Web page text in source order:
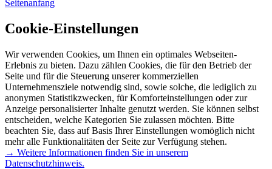
Seitenanfang
Cookie-Einstellungen
Wir verwenden Cookies, um Ihnen ein optimales Webseiten-
Erlebnis zu bieten. Dazu zählen Cookies, die für den Betrieb der
Seite und für die Steuerung unserer kommerziellen
Unternehmensziele notwendig sind, sowie solche, die lediglich zu
anonymen Statistikzwecken, für Komforteinstellungen oder zur
Anzeige personalisierter Inhalte genutzt werden. Sie können selbst
entscheiden, welche Kategorien Sie zulassen möchten. Bitte
beachten Sie, dass auf Basis Ihrer Einstellungen womöglich nicht
mehr alle Funktionalitäten der Seite zur Verfügung stehen.
→ Weitere Informationen finden Sie in unserem
Datenschutzhinweis.